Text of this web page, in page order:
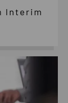
Interim